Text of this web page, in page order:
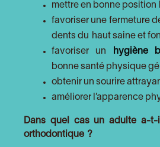
mettre en bonne position
favoriser une fermeture
dents du haut saine et
favoriser un
hygiène
bonne santé physique
obtenir un sourire
améliorer l’apparence
Dans quel cas un adulte a-
orthodontique ?